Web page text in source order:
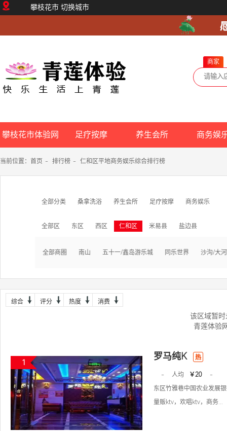
攀枝花市 切换城市
商家
攀枝花市体验网 足疗按摩 养生会所 商务娱
当前位置： 首页 - 排行榜 - 仁和区平地商务娱乐综合排行榜
全部分类 桑拿洗浴 养生会所 足疗按摩 商务娱乐
全部区 东区 西区 仁和区 米易县 盐边县
全部商圈 南山 五十一/鑫岛游乐城 同乐世界 沙沟/大
综合 评分 热度 消费
该区域暂
青莲体验
1
罗马纯K 热
- 人均 ￥20
-
东区竹雅巷中国农业发展
量贩ktv，欢唱ktv，商务...